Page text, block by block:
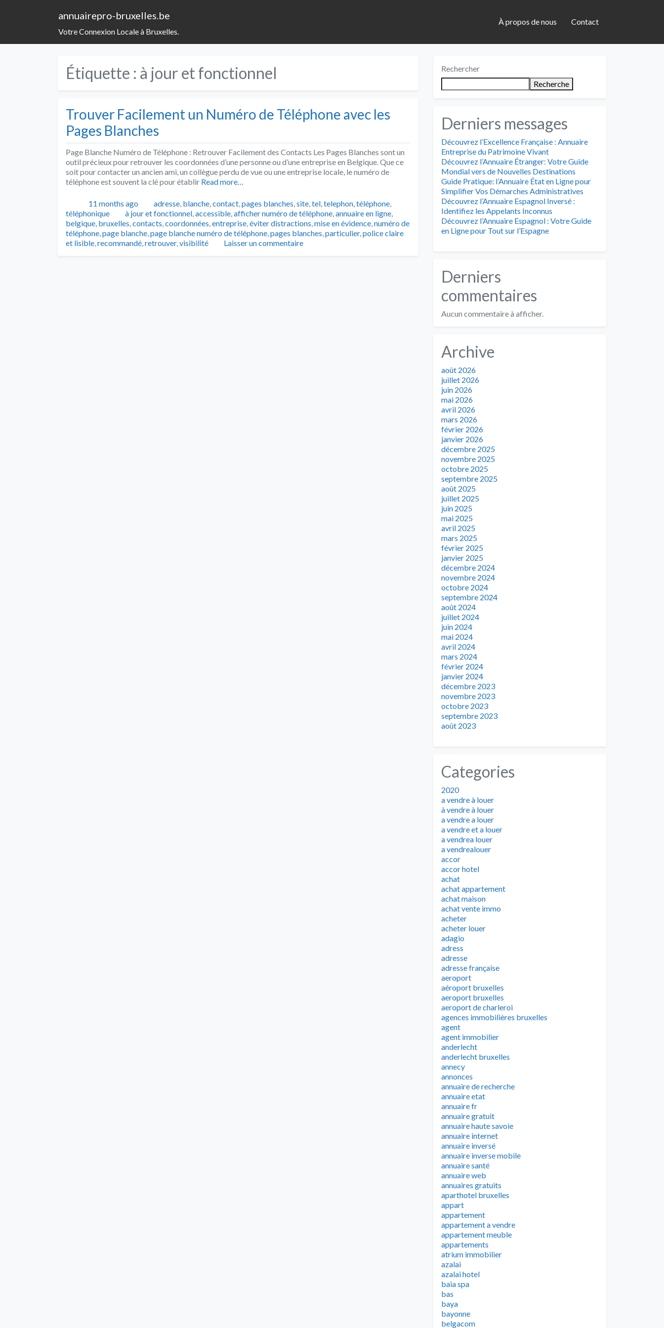
annuairepro-bruxelles.be
Votre Connexion Locale à Bruxelles.
À propos de nous Contact
Étiquette : à jour et fonctionnel
Trouver Facilement un Numéro de Téléphone avec les
Pages Blanches
Page Blanche Numéro de Téléphone : Retrouver Facilement des Contacts Les Pages Blanches sont un
outil précieux pour retrouver les coordonnées d’une personne ou d’une entreprise en Belgique. Que ce
soit pour contacter un ancien ami, un collègue perdu de vue ou une entreprise locale, le numéro de
téléphone est souvent la clé pour établir Read more…
Publié11 months ago Catégories
adresse, blanche,contact,pages blanches,site,tel,telephon,téléphone,
téléphonique
Tags
à jour et fonctionnel,accessible,afficher numéro de téléphone,annuaire en ligne,
belgique, bruxelles,contacts,coordonnées,entreprise,éviter distractions,mise en évidence,numéro de
téléphone,page blanche,page blanche numéro de téléphone,pages blanches,particulier,police claire
et lisible,recommandé,retrouver,visibilité Laisser un commentaire
Rechercher
Recherche
Derniers messages
Découvrez l’Excellence Française : Annuaire
Entreprise du Patrimoine Vivant
Découvrez l’Annuaire Étranger: Votre Guide
Mondial vers de Nouvelles Destinations
Guide Pratique: l’Annuaire État en Ligne pour
Simplifier Vos Démarches Administratives
Découvrez l’Annuaire Espagnol Inversé :
Identifiez les Appelants Inconnus
Découvrez l’Annuaire Espagnol : Votre Guide
en Ligne pour Tout sur l’Espagne
Derniers
commentaires
Aucun commentaire à afficher.
Archive
août 2026
juillet 2026
juin 2026
mai 2026
avril 2026
mars 2026
février 2026
janvier 2026
décembre 2025
novembre 2025
octobre 2025
septembre 2025
août 2025
juillet 2025
juin 2025
mai 2025
avril 2025
mars 2025
février 2025
janvier 2025
décembre 2024
novembre 2024
octobre 2024
septembre 2024
août 2024
juillet 2024
juin 2024
mai 2024
avril 2024
mars 2024
février 2024
janvier 2024
décembre 2023
novembre 2023
octobre 2023
septembre 2023
août 2023
Categories
2020
a vendre à louer
à vendre à louer
a vendre a louer
a vendre et a louer
a vendrea louer
a vendrealouer
accor
accor hotel
achat
achat appartement
achat maison
achat vente immo
acheter
acheter louer
adagio
adress
adresse
adresse française
aeroport
aéroport bruxelles
aeroport bruxelles
aeroport de charleroi
agences immobilières bruxelles
agent
agent immobilier
anderlecht
anderlecht bruxelles
annecy
annonces
annuaire de recherche
annuaire etat
annuaire fr
annuaire gratuit
annuaire haute savoie
annuaire internet
annuaire inversé
annuaire inverse mobile
annuaire santé
annuaire web
annuaires gratuits
aparthotel bruxelles
appart
appartement
appartement a vendre
appartement meuble
appartements
atrium immobilier
azalai
azalai hotel
baia spa
bas
baya
bayonne
belgacom